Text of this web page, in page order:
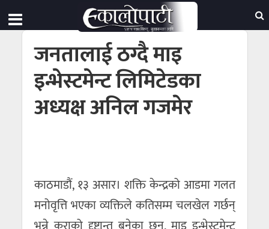
जनतालाई ठग्दै माइ
इन्भेस्टमेन्ट लिमिटेडका
अध्यक्ष अनिल गजमेर
काठमाडौं, १३ असार। शक्ति केन्द्रको आडमा गलत
मनोवृत्ति भएका व्यक्तिले कतिसम्म चलखेल गर्छन्